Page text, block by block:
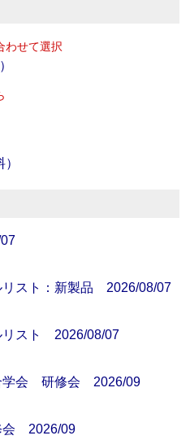
わせて選択
リスト：新製品 2026/08/07
リスト 2026/08/07
学会 研修会 2026/09
会 2026/09